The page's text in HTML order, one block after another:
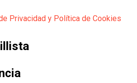
Privacidad y Política de Cookies